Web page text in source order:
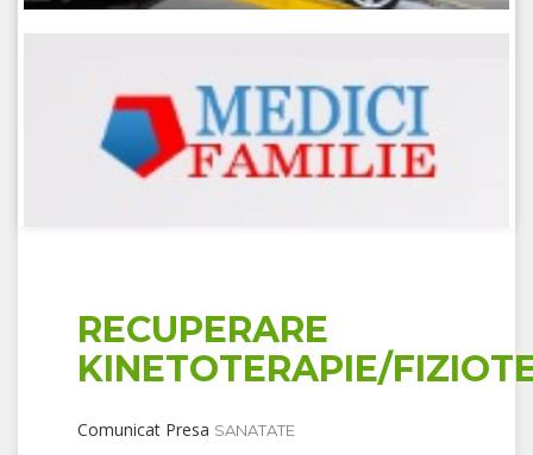
RECUPERARE
KINETOTERAPIE/
Comunicat Presa SANATATE